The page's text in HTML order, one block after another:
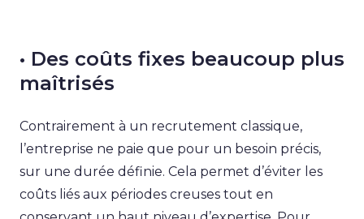
• Des coûts fixes beaucoup plus
maîtrisés
Contrairement à un recrutement classique,
l’entreprise ne paie que pour un besoin précis,
sur une durée définie. Cela permet d’éviter les
coûts liés aux périodes creuses tout en